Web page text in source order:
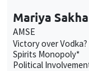
Mariya
AMSE
Victory over
Spirits Monopoly*
Political